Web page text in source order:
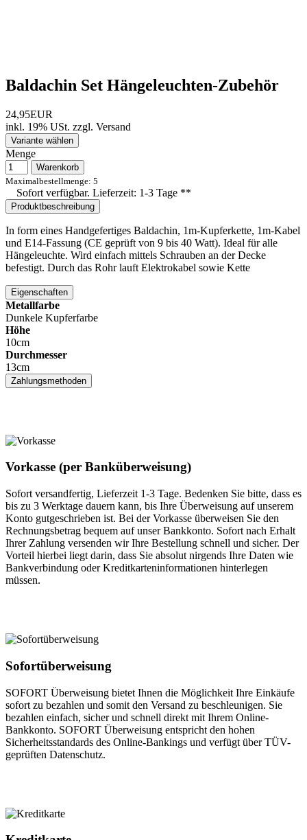
Baldachin Set Hängeleuchten-Zubehör
24,95EUR
inkl. 19% USt. zzgl. Versand
Variante wählen
Menge
Warenkorb
Maximalbestellmenge: 5
Sofort verfügbar. Lieferzeit: 1-3 Tage **
Produktbeschreibung
In form eines Handgefertiges Baldachin, 1m-Kupferkette, 1m-Kabel
und E14-Fassung (CE geprüft von 9 bis 40 Watt). Ideal für alle
Hängeleuchte. Wird einfach mittels Schrauben an der Decke
befestigt. Durch das Rohr lauft Elektrokabel sowie Kette
Eigenschaften
Metallfarbe
Dunkele Kupferfarbe
Höhe
10cm
Durchmesser
13cm
Zahlungsmethoden
Vorkasse (per Banküberweisung)
Sofort versandfertig, Lieferzeit 1-3 Tage. Bedenken Sie bitte, dass es
bis zu 3 Werktage dauern kann, bis Ihre Überweisung auf unserem
Konto gutgeschrieben ist. Bei der Vorkasse überweisen Sie den
Rechnungsbetrag bequem auf unser Bankkonto. Sofort nach Erhalt
Ihrer Zahlung versenden wir Ihre Bestellung schnell und sicher. Der
Vorteil hierbei liegt darin, dass Sie absolut nirgends Ihre Daten wie
Bankverbindung oder Kreditkarteninformationen hinterlegen
müssen.
Sofortüberweisung
SOFORT Überweisung bietet Ihnen die Möglichkeit Ihre Einkäufe
sofort zu bezahlen und somit den Versand zu beschleunigen. Sie
bezahlen einfach, sicher und schnell direkt mit Ihrem Online-
Bankkonto. SOFORT Überweisung entspricht den hohen
Sicherheitsstandards des Online-Bankings und verfügt über TÜV-
geprüften Datenschutz.